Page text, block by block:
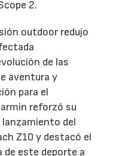
2.
outdoor redujo
de las
aventura y
para el
reforzó su
del
Z10 y destacó el
de este deporte a